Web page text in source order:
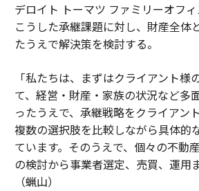
デロイト トーマツ ファミリーオフィ
こうした承継課題に対し、財産全体
たうえで解決策を検討する。
「私たちは、まずはクライアント様
て、経営・財産・家族の状況など多
ったうえで、承継戦略をクライアン
複数の選択肢を比較しながら具体的
ています。そのうえで、個々の不動
の検討から事業者選定、売買、運用
（蝋山）